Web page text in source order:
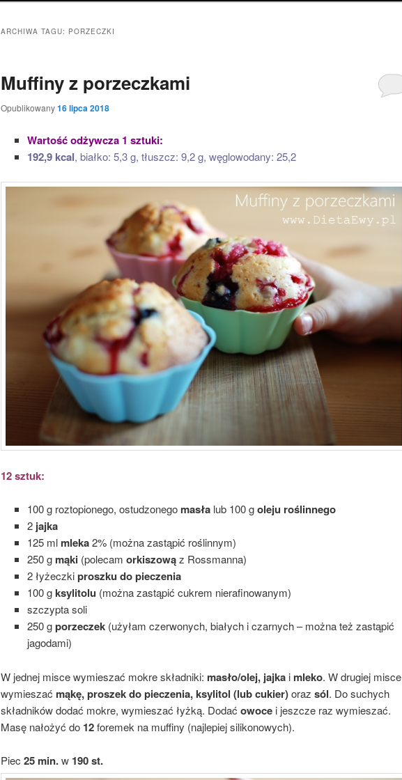
ARCHIWA TAGU: PORZECZKI
Muffiny z porzeczkami
Opublikowany16 lipca 2018
Wartość odżywcza 1 sztuki:
192,9 kcal, białko: 5,3 g, tłuszcz: 9,2 g, węglowodany: 25,2
12 sztuk:
100 g roztopionego, ostudzonego masłalub 100 goleju roślinnego
2 jajka
125 ml mleka2% (można zastąpić roślinnym)
250 g mąki(polecam orkiszowąz Rossmanna)
2 łyżeczkiproszku do pieczenia
100 gksylitolu (można zastąpić cukrem nierafinowanym)
szczypta soli
250 gporzeczek(użyłam czerwonych, białych i czarnych – można też zastąpić
jagodami)
W jednej misce wymieszać mokre składniki: masło/olej, jajka i mleko. W drugiej misce
wymieszać mąkę, proszek do pieczenia, ksylitol (lub cukier)oraz sól. Do suchych
składników dodać mokre, wymieszać łyżką. Dodać owoce i jeszcze raz wymieszać.
Masę nałożyć do 12foremek na muffiny (najlepiej silikonowych).
Piec 25 min.w 190 st.